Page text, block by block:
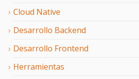
Cloud Native
Desarrollo Backend
Desarrollo Frontend
Herramientas